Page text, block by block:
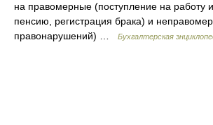
на правомерные (поступление на работу
пенсию, регистрация брака) и
правонарушений) …
Бухгалтерская